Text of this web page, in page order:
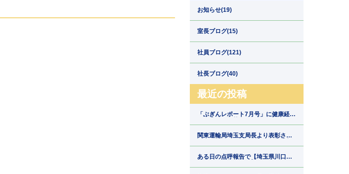
お知らせ(19)
室長ブログ(15)
社員ブログ(121)
社長ブログ(40)
最近の投稿
「ぶぎんレポート7月号」に健康経営
川口市の運送会社新郷運輸】
関東運輸局埼玉支局長より表彰され
郷運輸】
ある日の点呼報告で【埼玉県川口市